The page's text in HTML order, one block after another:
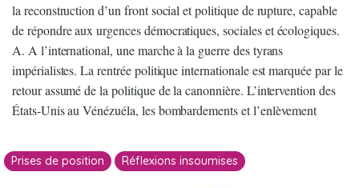
la reconstruction d’un front social et politique de rupture, capable
de répondre aux urgences démocratiques, sociales et écologiques.
A. A l’international, une marche à la guerre des tyrans
impérialistes. La rentrée politique internationale est marquée par le
retour assumé de la politique de la canonnière. L’intervention des
États-Unis au Vénézuéla, les bombardements et l’enlèvement
Prises de position Réflexions insoumises